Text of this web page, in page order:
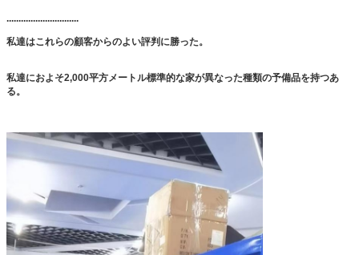
..............................
私達はこれらの顧客からのよい評判に勝った。
私達におよそ2,000平方メートル標準的な家が異なった種類の予備品を持つあ
る。